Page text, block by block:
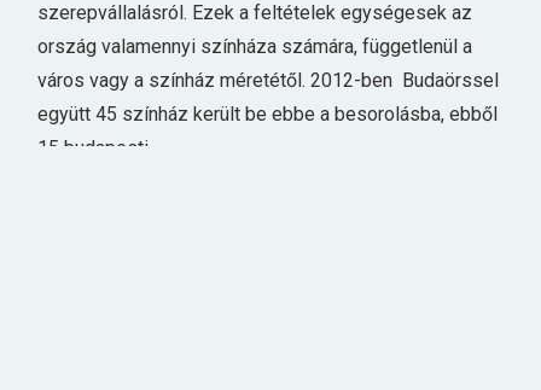
szerepvállalásról. Ezek a feltételek egységesek az
ország valamennyi színháza számára, függetlenül a
város vagy a színház méretétől. 2012-ben Budaörssel
együtt 45 színház került be ebbe a besorolásba, ebből
15 budapesti.